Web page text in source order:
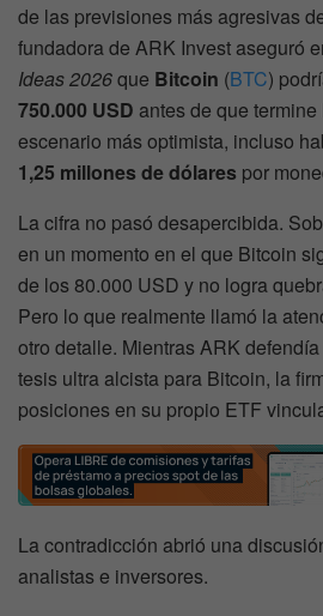
de las previsiones más agresivas
fundadora de ARK Invest aseguró
Ideas 2026que Bitcoin (BTC)
750.000 USD antes de que
escenario más optimista, incluso
1,25 millones de dólares por
La cifra no pasó desapercibida.
en un momento en el que Bitcoin
de los 80.000 USD y no logra
Pero lo que realmente llamó la
otro detalle. Mientras ARK
tesis ultra alcista para Bitcoin, la
posiciones en su propio ETF
La contradicción abrió una
analistas e inversores.